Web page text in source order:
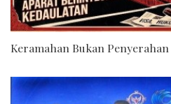
Keramahan Bukan